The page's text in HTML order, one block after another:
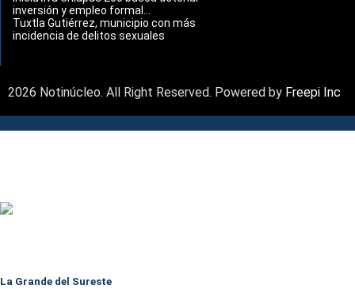
inversión y empleo formal...
Tuxtla Gutiérrez, municipio con más
incidencia de delitos sexuales
2026 Notinúcleo. All Right Reserved. Powered by Freepi Inc
La Grande del Sureste